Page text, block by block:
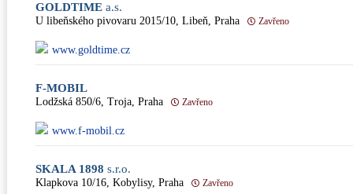
GOLDTIME a.s.
U libeňského pivovaru 2015/10, Libeň, Praha Zavřeno
www.goldtime.cz
F-MOBIL
Lodžská 850/6, Troja, Praha Zavřeno
www.f-mobil.cz
SKALA 1898 s.r.o.
Klapkova 10/16, Kobylisy, Praha Zavřeno